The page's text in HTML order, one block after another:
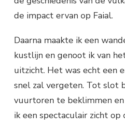
de impact ervan op Faial.
Daarna maakte ik een
kustlijn en genoot ik van
uitzicht. Het was echt een
snel zal vergeten. Tot slot
vuurtoren te beklimmen en
ik een spectaculair zicht op